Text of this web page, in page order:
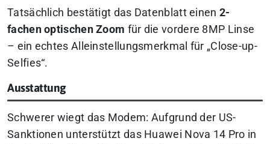
Tatsächlich bestätigt das Datenblatt einen 2-
fachen optischen Zoom für die vordere 8MP Linse
– ein echtes Alleinstellungsmerkmal für „Close-up-
Selfies“.
Ausstattung
Schwerer wiegt das Modem: Aufgrund der US-
Sanktionen unterstützt das Huawei Nova 14 Pro in